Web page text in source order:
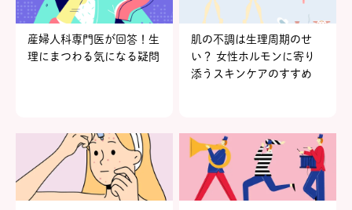
産婦人科専門医が回答！生
理にまつわる気になる疑問
肌の不調は生理周期のせ
い？ 女性ホルモンに寄り
添うスキンケアのすすめ